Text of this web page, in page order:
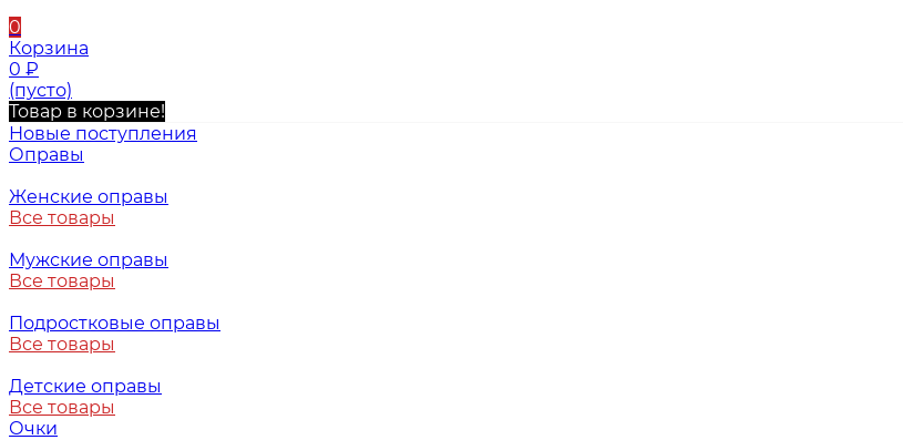
0
Корзина
0 ₽
(пусто)
Товар в корзине!
Новые поступления
Оправы
Женские оправы
Все товары
Мужские оправы
Все товары
Подростковые оправы
Все товары
Детские оправы
Все товары
Очки